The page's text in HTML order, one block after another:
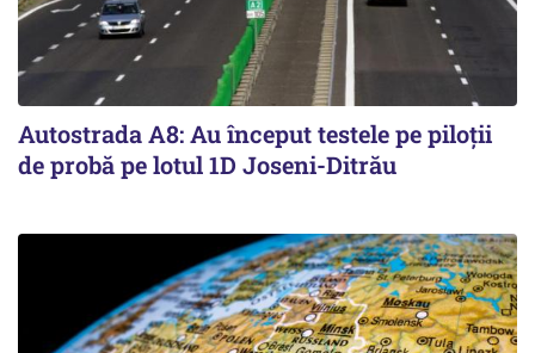
Autostrada A8: Au început testele pe piloții
de probă pe lotul 1D Joseni-Ditrău